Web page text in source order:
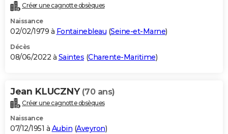
Créer une cagnotte obsèques
Naissance
02/02/1979 à Fontainebleau (Seine-et-Marne)
Décès
08/06/2022 à Saintes (Charente-Maritime)
Jean KLUCZNY (70 ans)
Créer une cagnotte obsèques
Naissance
07/12/1951 à Aubin (Aveyron)